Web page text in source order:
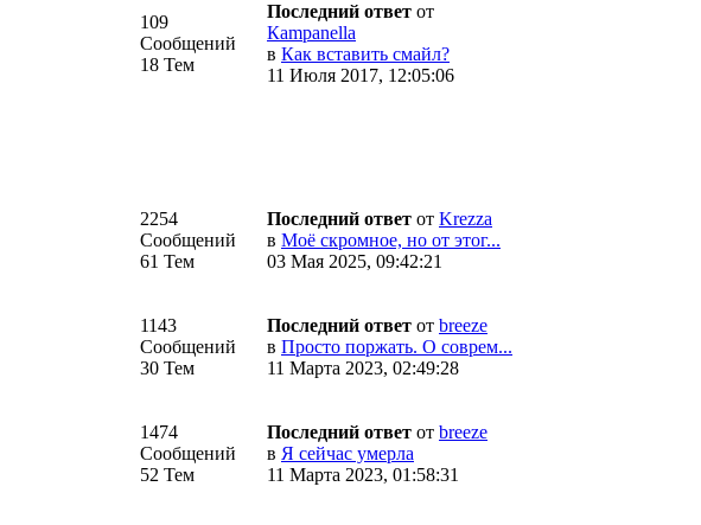
109
Сообщений
18 Тем
Последний ответ от
Кampanella
в Как вставить смайл?
11 Июля 2017, 12:05:06
2254
Сообщений
61 Тем
Последний ответ от Krezza
в Моё скромное, но от этог...
03 Мая 2025, 09:42:21
1143
Сообщений
30 Тем
Последний ответ от breeze
в Просто поржать. О соврем...
11 Марта 2023, 02:49:28
1474
Сообщений
52 Тем
Последний ответ от breeze
в Я сейчас умерла
11 Марта 2023, 01:58:31